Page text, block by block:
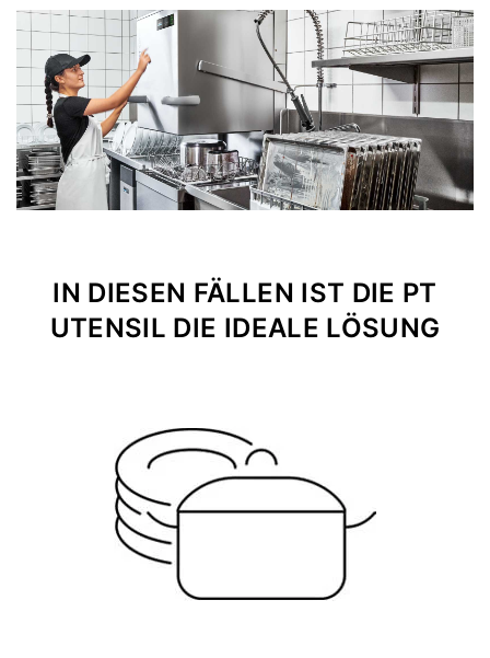
IN DIESEN FÄLLEN IST DIE PT
UTENSIL DIE IDEALE LÖSUNG